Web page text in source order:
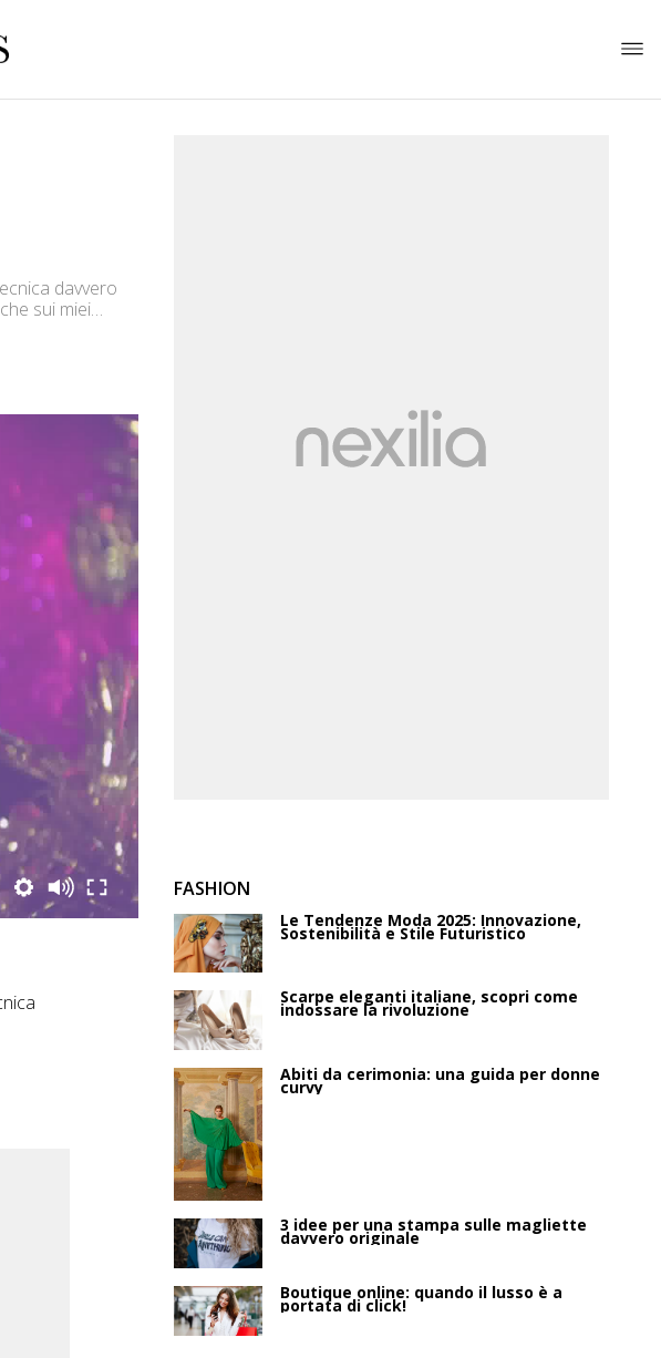
davvero
sui miei
FASHION
Le Tendenze Moda 2025: Innovazione,
Sostenibilità e Stile Futuristico
Scarpe eleganti italiane, scopri come
indossare la rivoluzione
Abiti da cerimonia: una guida per donne
curvy
3 idee per una stampa sulle magliette
davvero originale
Boutique online: quando il lusso è a
portata di click!